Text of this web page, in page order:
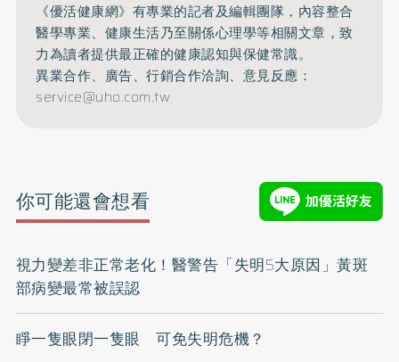
《優活健康網》有專業的記者及編輯團隊，內容整合
醫學專業、健康生活乃至關係心理學等相關文章，致
力為讀者提供最正確的健康認知與保健常識。
異業合作、廣告、行銷合作洽詢、意見反應：
service@uho.com.tw
你可能還會想看
視力變差非正常老化！醫警告「失明5大原因」黃斑
部病變最常被誤認
睜一隻眼閉一隻眼 可免失明危機？